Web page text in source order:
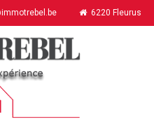
6220 Fleurus